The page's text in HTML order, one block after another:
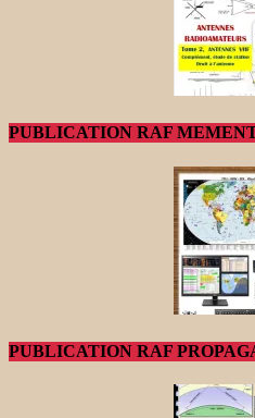
PUBLICATION RAF
PUBLICATION RAF